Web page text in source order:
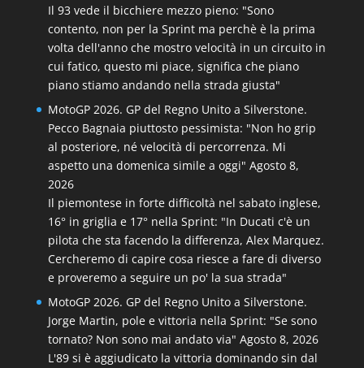
Il 93 vede il bicchiere mezzo pieno: "Sono
contento, non per la Sprint ma perchè è la prima
volta dell'anno che mostro velocità in un circuito in
cui fatico, questo mi piace, significa che piano
piano stiamo andando nella strada giusta"
MotoGP 2026. GP del Regno Unito a Silverstone.
Pecco Bagnaia piuttosto pessimista: "Non ho grip
al posteriore, né velocità di percorrenza. Mi
aspetto una domenica simile a oggi" Agosto 8,
2026
Il piemontese in forte difficoltà nel sabato inglese,
16° in griglia e 17° nella Sprint: "In Ducati c'è un
pilota che sta facendo la differenza, Alex Marquez.
Cercheremo di capire cosa riesce a fare di diverso
e proveremo a seguire un po' la sua strada"
MotoGP 2026. GP del Regno Unito a Silverstone.
Jorge Martin, pole e vittoria nella Sprint: "Se sono
tornato? Non sono mai andato via" Agosto 8, 2026
L'89 si è aggiudicato la vittoria dominando sin dal